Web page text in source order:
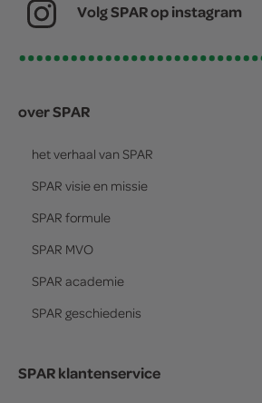
Volg SPAR op instagram
over SPAR
het verhaal van SPAR
SPAR visie en missie
SPAR formule
SPAR MVO
SPAR academie
SPAR geschiedenis
SPAR klantenservice